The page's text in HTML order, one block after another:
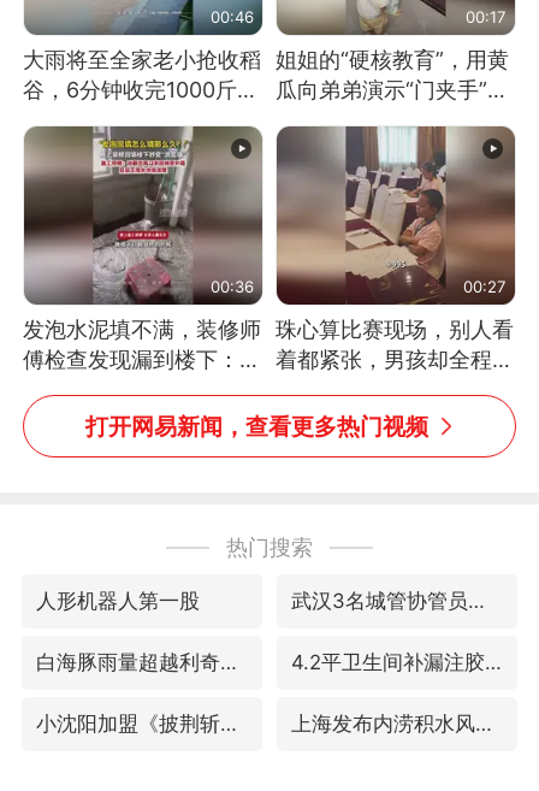
00:46
大雨将至全家老小抢收稻
谷，6分钟收完1000斤，
没有一个人掉链子
00:17
姐姐的“硬核教育”，用黄
瓜向弟弟演示“门夹手”，
网友：果然言传不如身
00:36
发泡水泥填不满，装修师
傅检查发现漏到楼下：出
风口未延伸到外墙
00:27
珠心算比赛现场，别人看
着都紧张，男孩却全程气
定神闲、从容作答，最终
拿下冠军。网友：这淡定
的样子，一看就是有实
打开网易新闻，查看更多热门视频
热门搜索
人形机器人第一股 武汉3名城管协管员殴打摊主被刑拘
白海豚雨量超越利奇马、巴威 4.2平卫生间补漏注胶花1.55万
小沈阳加盟《披荆斩棘》 上海发布内涝积水风险提示